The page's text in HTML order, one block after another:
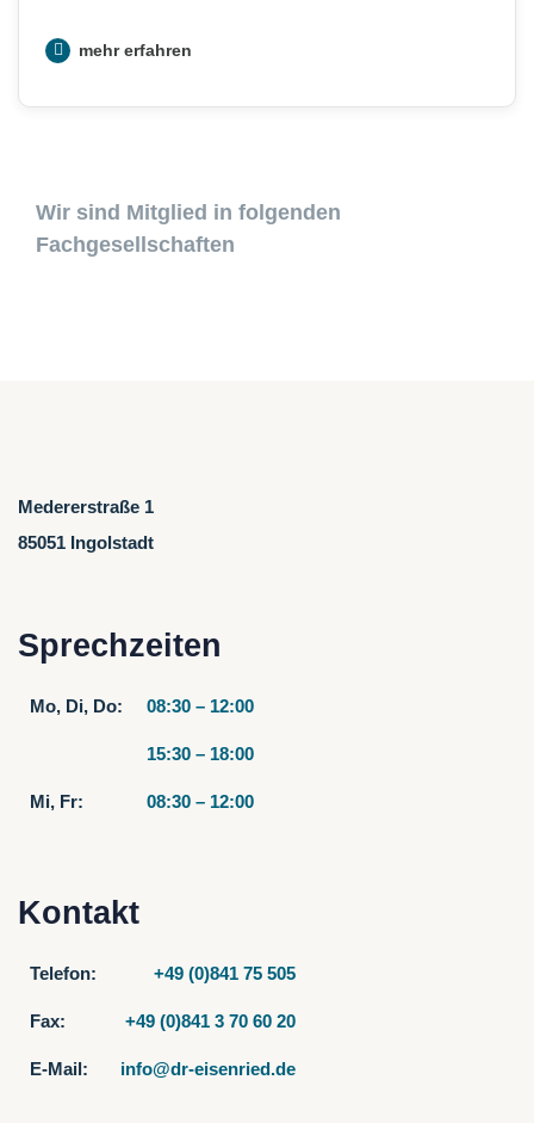
mehr erfahren
Wir sind Mitglied in folgenden
Fachgesellschaften
Medererstraße 1
85051 Ingolstadt
Sprechzeiten
Mo, Di, Do: 08:30 – 12:00
15:30 – 18:00
Mi, Fr: 08:30 – 12:00
Kontakt
Telefon: +49 (0)841 75 505
Fax: +49 (0)841 3 70 60 20
E-Mail: info@dr-eisenried.de